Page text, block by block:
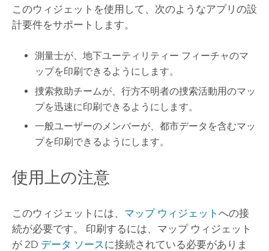
このウィジェットを使用して、次のようなアプリの設
計要件をサポートします。
測量士が、地下ユーティリティー フィーチャのマ
ップを印刷できるようにします。
捜索救助チームが、行方不明者の捜索活動用のマッ
プを迅速に印刷できるようにします。
一般ユーザーのメンバーが、都市データを含むマッ
プを印刷できるようにします。
使用上の注意
このウィジェットには、 マップ ウィジェット への接
続が必要です。 印刷するには、マップ ウィジェット
が 2D データ ソース に接続されている必要がありま